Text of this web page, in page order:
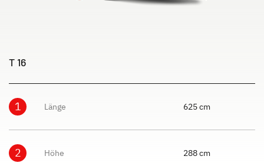
T 16
1 Länge 625 cm
2 Höhe 288 cm